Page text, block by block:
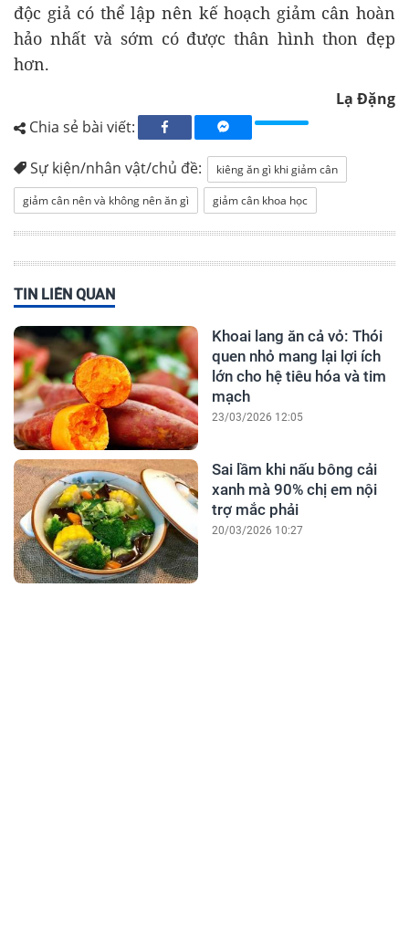
độc giả có thể lập nên kế hoạch giảm cân hoàn
hảo nhất và sớm có được thân hình thon đẹp
hơn.
Lạ Đặng
Chia sẻ bài viết:
Sự kiện/nhân vật/chủ đề:
kiêng ăn gì khi giảm cân
giảm cân nên và không nên ăn gì
giảm cân khoa học
TIN LIÊN QUAN
Khoai lang ăn cả vỏ: Thói
quen nhỏ mang lại lợi ích
lớn cho hệ tiêu hóa và tim
mạch
23/03/2026 12:05
Sai lầm khi nấu bông cải
xanh mà 90% chị em nội
trợ mắc phải
20/03/2026 10:27